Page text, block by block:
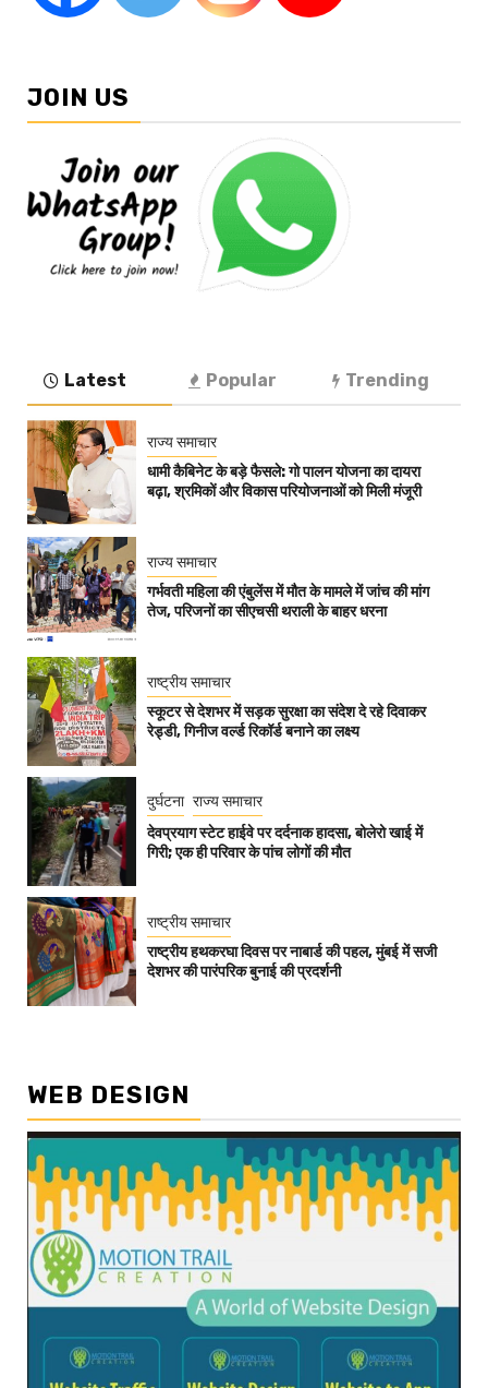
JOIN US
Latest Popular Trending
राज्य समाचार
धामी कैबिनेट के बड़े फैसले: गो पालन योजना का दायरा
बढ़ा, श्रमिकों और विकास परियोजनाओं को मिली मंजूरी
राज्य समाचार
गर्भवती महिला की एंबुलेंस में मौत के मामले में जांच की मांग
तेज, परिजनों का सीएचसी थराली के बाहर धरना
राष्ट्रीय समाचार
स्कूटर से देशभर में सड़क सुरक्षा का संदेश दे रहे दिवाकर
रेड्डी, गिनीज वर्ल्ड रिकॉर्ड बनाने का लक्ष्य
दुर्घटना राज्य समाचार
देवप्रयाग स्टेट हाईवे पर दर्दनाक हादसा, बोलेरो खाई में
गिरी; एक ही परिवार के पांच लोगों की मौत
राष्ट्रीय समाचार
राष्ट्रीय हथकरघा दिवस पर नाबार्ड की पहल, मुंबई में सजी
देशभर की पारंपरिक बुनाई की प्रदर्शनी
WEB DESIGN